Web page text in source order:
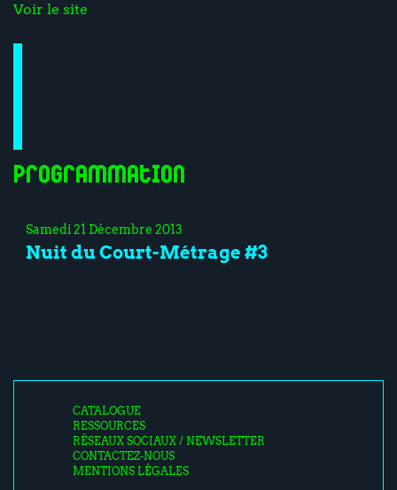
Voir le site
Programmation
Samedi 21 Décembre 2013
Nuit du Court-Métrage #3
CATALOGUE
RESSOURCES
RÉSEAUX SOCIAUX / NEWSLETTER
CONTACTEZ-NOUS
MENTIONS LÉGALES